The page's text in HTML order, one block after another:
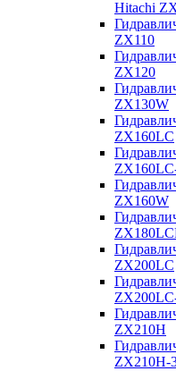
Hitachi
ZX110
ZX120
ZX130W
ZX160LC
ZX160W
ZX200LC
ZX210H
ZX210H-